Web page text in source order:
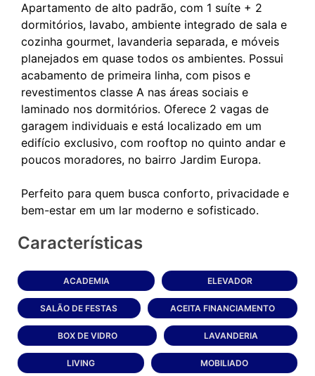
Apartamento de alto padrão, com 1 suíte + 2
dormitórios, lavabo, ambiente integrado de sala e
cozinha gourmet, lavanderia separada, e móveis
planejados em quase todos os ambientes. Possui
acabamento de primeira linha, com pisos e
revestimentos classe A nas áreas sociais e
laminado nos dormitórios. Oferece 2 vagas de
garagem individuais e está localizado em um
edifício exclusivo, com rooftop no quinto andar e
poucos moradores, no bairro Jardim Europa.
Perfeito para quem busca conforto, privacidade e
Características
ACADEMIA ELEVADOR
SALÃO DE FESTAS ACEITA FINANCIAMENTO
BOX DE VIDRO LAVANDERIA
LIVING MOBILIADO